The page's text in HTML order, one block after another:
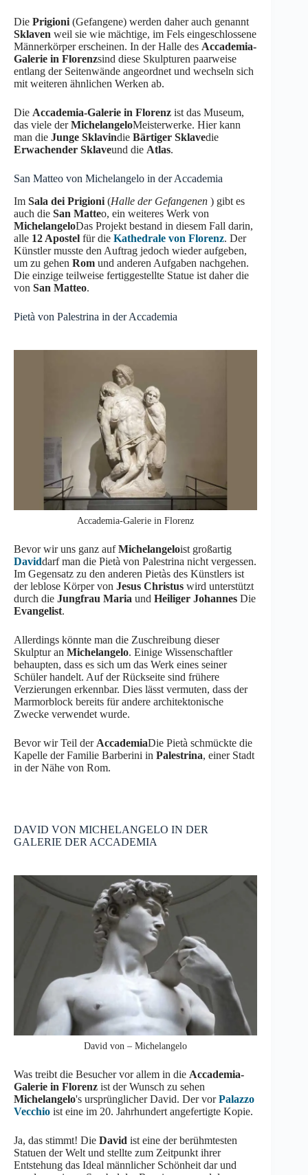
Die Prigioni (Gefangene) werden daher auch genannt
Sklaven weil sie wie mächtige, im Fels eingeschlossene
Männerkörper erscheinen. In der Halle des Accademia-
Galerie in Florenzsind diese Skulpturen paarweise
entlang der Seitenwände angeordnet und wechseln sich
mit weiteren ähnlichen Werken ab.
Die Accademia-Galerie in Florenz ist das Museum,
das viele derMichelangeloMeisterwerke. Hier kann
man die Junge Sklavindie Bärtiger Sklavedie
Erwachender Sklaveund die Atlas.
San Matteo von Michelangelo in der Accademia
Im Sala dei Prigioni (Halle der Gefangenen ) gibt es
auch die San Matteo, ein weiteres Werk von
MichelangeloDas Projekt bestand in diesem Fall darin,
alle 12 Apostel für die Kathedrale von Florenz. Der
Künstler musste den Auftrag jedoch wieder aufgeben,
um zu gehen Rom und anderen Aufgaben nachgehen.
Die einzige teilweise fertiggestellte Statue ist daher die
von San Matteo.
Pietà von Palestrina in der Accademia
Accademia-Galerie in Florenz
Bevor wir uns ganz aufMichelangeloist großartig
Daviddarf man die Pietà von Palestrina nicht vergessen.
Im Gegensatz zu den anderen Pietàs des Künstlers ist
der leblose Körper von Jesus Christus wird unterstützt
durch die Jungfrau Maria und Heiliger Johannes Die
Evangelist.
Allerdings könnte man die Zuschreibung dieser
Skulptur an Michelangelo. Einige Wissenschaftler
behaupten, dass es sich um das Werk eines seiner
Schüler handelt. Auf der Rückseite sind frühere
Verzierungen erkennbar. Dies lässt vermuten, dass der
Marmorblock bereits für andere architektonische
Zwecke verwendet wurde.
Bevor wir Teil der AccademiaDie Pietà schmückte die
Kapelle der Familie Barberini in Palestrina, einer Stadt
in der Nähe von Rom.
DAVID VON MICHELANGELO IN DER
GALERIE DER ACCADEMIA
David von – Michelangelo
Was treibt die Besucher vor allem in die Accademia-
Galerie in Florenz ist der Wunsch zu sehen
Michelangelo's ursprünglicher David. Der vorPalazzo
Vecchio ist eine im 20. Jahrhundert angefertigte Kopie.
Ja, das stimmt! Die David ist eine der berühmtesten
Statuen der Welt und stellte zum Zeitpunkt ihrer
Entstehung das Ideal männlicher Schönheit dar und